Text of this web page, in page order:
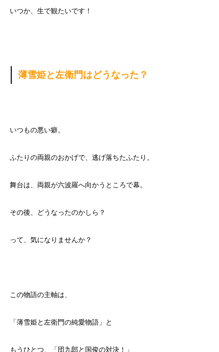
いつか、生で観たいです！
薄雪姫と左衛門はどうなった？
いつもの悪い癖。
ふたりの両親のおかげで、逃げ落ちたふたり。
舞台は、両親が六波羅へ向かうところで幕。
その後、どうなったのかしら？
って、気になりませんか？
この物語の主軸は、
「薄雪姫と左衛門の純愛物語」と
もうひとつ、「団九郎と国俊の対決！」